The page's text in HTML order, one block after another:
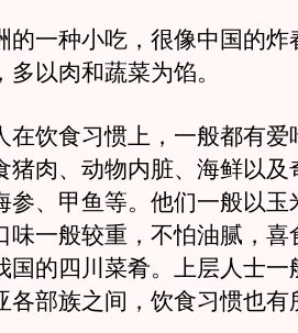
一种小吃，很像中国的炸
以肉和蔬菜为馅。
饮食习惯上，一般都有爱
猪肉、动物内脏、海鲜以及
参、甲鱼等。他们一般以玉
味一般较重，不怕油腻，喜
国的四川菜肴。上层人士一
各部族之间，饮食习惯也有